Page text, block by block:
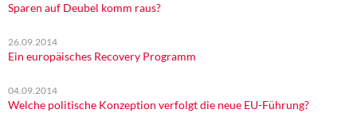
Sparen auf Deubel komm raus?
26.09.2014
Ein europäisches Recovery Programm
04.09.2014
Welche politische Konzeption verfolgt die neue EU-Führung?